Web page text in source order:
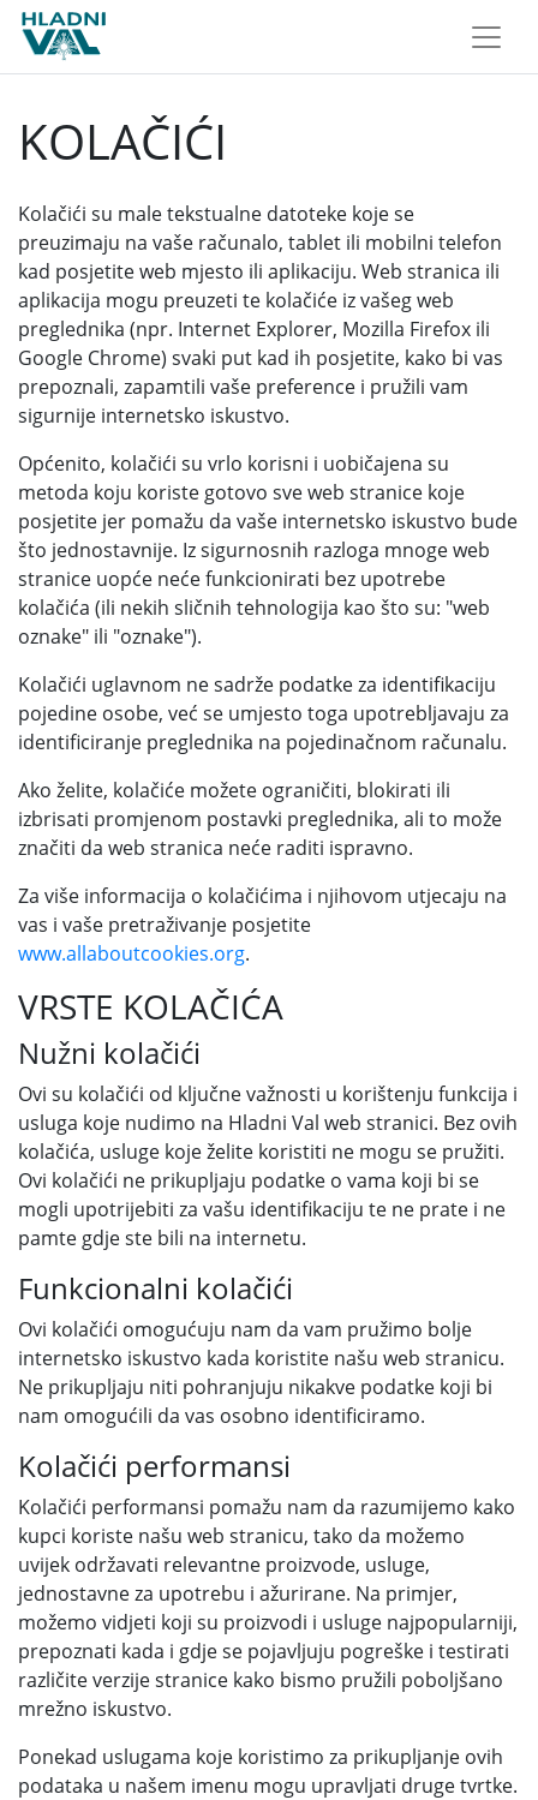
KOLAČIĆI
Kolačići su male tekstualne datoteke koje se
preuzimaju na vaše računalo, tablet ili mobilni telefon
kad posjetite web mjesto ili aplikaciju. Web stranica ili
aplikacija mogu preuzeti te kolačiće iz vašeg web
preglednika (npr. Internet Explorer, Mozilla Firefox ili
Google Chrome) svaki put kad ih posjetite, kako bi vas
prepoznali, zapamtili vaše preference i pružili vam
sigurnije internetsko iskustvo.
Općenito, kolačići su vrlo korisni i uobičajena su
metoda koju koriste gotovo sve web stranice koje
posjetite jer pomažu da vaše internetsko iskustvo bude
što jednostavnije. Iz sigurnosnih razloga mnoge web
stranice uopće neće funkcionirati bez upotrebe
kolačića (ili nekih sličnih tehnologija kao što su: "web
oznake" ili "oznake").
Kolačići uglavnom ne sadrže podatke za identifikaciju
pojedine osobe, već se umjesto toga upotrebljavaju za
identificiranje preglednika na pojedinačnom računalu.
Ako želite, kolačiće možete ograničiti, blokirati ili
izbrisati promjenom postavki preglednika, ali to može
značiti da web stranica neće raditi ispravno.
Za više informacija o kolačićima i njihovom utjecaju na
vas i vaše pretraživanje posjetite
www.allaboutcookies.org.
VRSTE KOLAČIĆA
Nužni kolačići
Ovi su kolačići od ključne važnosti u korištenju funkcija i
usluga koje nudimo na Hladni Val web stranici. Bez ovih
kolačića, usluge koje želite koristiti ne mogu se pružiti.
Ovi kolačići ne prikupljaju podatke o vama koji bi se
mogli upotrijebiti za vašu identifikaciju te ne prate i ne
pamte gdje ste bili na internetu.
Funkcionalni kolačići
Ovi kolačići omogućuju nam da vam pružimo bolje
internetsko iskustvo kada koristite našu web stranicu.
Ne prikupljaju niti pohranjuju nikakve podatke koji bi
nam omogućili da vas osobno identificiramo.
Kolačići performansi
Kolačići performansi pomažu nam da razumijemo kako
kupci koriste našu web stranicu, tako da možemo
uvijek održavati relevantne proizvode, usluge,
jednostavne za upotrebu i ažurirane. Na primjer,
možemo vidjeti koji su proizvodi i usluge najpopularniji,
prepoznati kada i gdje se pojavljuju pogreške i testirati
različite verzije stranice kako bismo pružili poboljšano
mrežno iskustvo.
Ponekad uslugama koje koristimo za prikupljanje ovih
podataka u našem imenu mogu upravljati druge tvrtke.